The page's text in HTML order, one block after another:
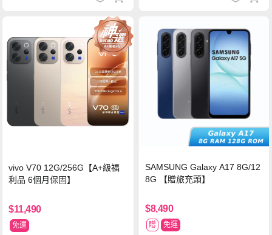
vivo V70 12G/256G【A+級福
利品 6個月保固】
$11,490
免運
SAMSUNG Galaxy A17 8G/12
8G 【贈旅充頭】
$8,490
贈 免運